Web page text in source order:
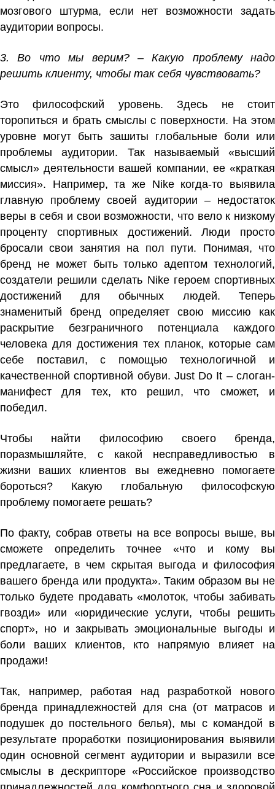
мозгового штурма, если нет возможности задать
аудитории вопросы.
3. Во что мы верим? – Какую проблему надо
решить клиенту, чтобы так себя чувствовать?
Это философский уровень. Здесь не стоит
торопиться и брать смыслы с поверхности. На этом
уровне могут быть зашиты глобальные боли или
проблемы аудитории. Так называемый «высший
смысл» деятельности вашей компании, ее «краткая
миссия». Например, та же Nike когда-то выявила
главную проблему своей аудитории – недостаток
веры в себя и свои возможности, что вело к низкому
проценту спортивных достижений. Люди просто
бросали свои занятия на пол пути. Понимая, что
бренд не может быть только адептом технологий,
создатели решили сделать Nike героем спортивных
достижений для обычных людей. Теперь
знаменитый бренд определяет свою миссию как
раскрытие безграничного потенциала каждого
человека для достижения тех планок, которые сам
себе поставил, с помощью технологичной и
качественной спортивной обуви. Just Do It – слоган-
манифест для тех, кто решил, что сможет, и
победил.
Чтобы найти философию своего бренда,
поразмышляйте, с какой несправедливостью в
жизни ваших клиентов вы ежедневно помогаете
бороться? Какую глобальную философскую
проблему помогаете решать?
По факту, собрав ответы на все вопросы выше, вы
сможете определить точнее «что и кому вы
предлагаете, в чем скрытая выгода и философия
вашего бренда или продукта». Таким образом вы не
только будете продавать «молоток, чтобы забивать
гвозди» или «юридические услуги, чтобы решить
спорт», но и закрывать эмоциональные выгоды и
боли ваших клиентов, кто напрямую влияет на
продажи!
Так, например, работая над разработкой нового
бренда принадлежностей для сна (от матрасов и
подушек до постельного белья), мы с командой в
результате проработки позиционирования выявили
один основной сегмент аудитории и выразили все
смыслы в дескрипторе «Российское производство